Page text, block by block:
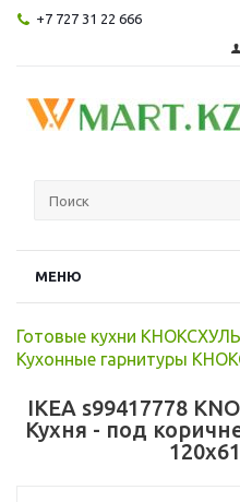
+7 727 31 22 666
МЕНЮ
Готовые кухни
Кухонные гарнитуры
IKEA s99417778
Кухня - под